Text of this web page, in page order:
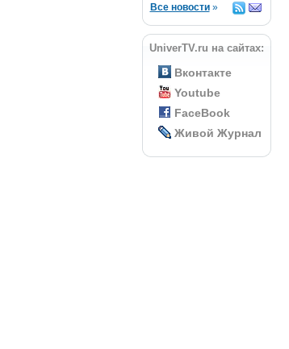
Все новости»
UniverTV.ru на сайтах:
Вконтакте
Youtube
FaceBook
Живой Журнал